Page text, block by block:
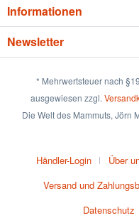
Informationen
Newsletter
* Mehrwertsteuer nach
ausgewiesen zzgl.
Die Welt des Mammuts, Jörn
Händler-Login Über
Versand und
Datenschutz